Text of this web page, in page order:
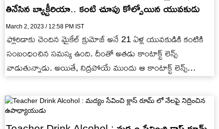
తినేసిన బ్యాక్టీరియా.. కంటి చూపు కోల్పోయిన యువకుడు
March 2, 2023 / 12:58 PM IST
ఫ్లోరిడాకు చెందిన మైకేల్ క్రుమోజ్ అనే 21 ఏళ్ల యువకుడికి కంటికి
సంబంధించిన సమస్య ఉంది. దీంతో అతడు కాంటాక్ట్ లెన్స్
వాడుతున్నాడు. అయితే, నిద్రపోయే ముందు ఆ కాంటాక్ట్ లెన్స్